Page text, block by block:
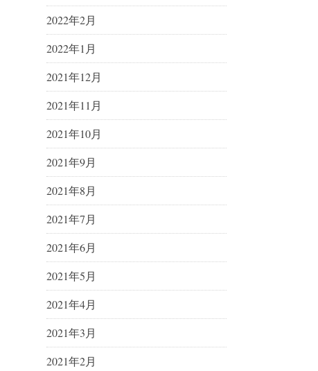
2022年2月
2022年1月
2021年12月
2021年11月
2021年10月
2021年9月
2021年8月
2021年7月
2021年6月
2021年5月
2021年4月
2021年3月
2021年2月